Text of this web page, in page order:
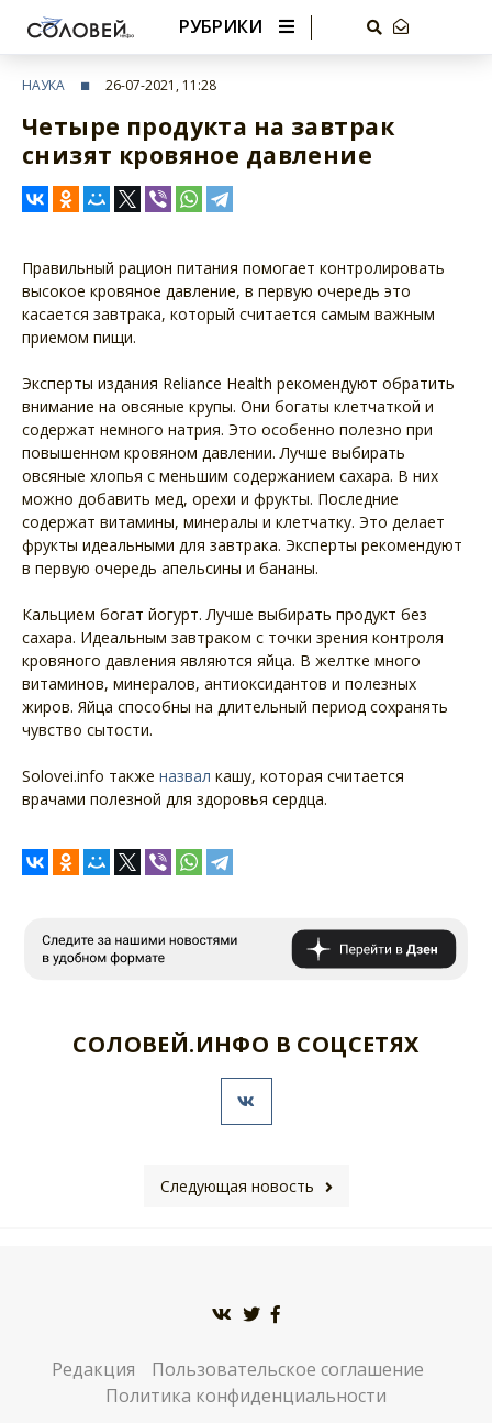
РУБРИКИ
НАУКА 26-07-2021, 11:28
Четыре продукта на завтрак
снизят кровяное давление
Правильный рацион питания помогает контролировать
высокое кровяное давление, в первую очередь это
касается завтрака, который считается самым важным
приемом пищи.
Эксперты издания Reliance Health рекомендуют обратить
внимание на овсяные крупы. Они богаты клетчаткой и
содержат немного натрия. Это особенно полезно при
повышенном кровяном давлении. Лучше выбирать
овсяные хлопья с меньшим содержанием сахара. В них
можно добавить мед, орехи и фрукты. Последние
содержат витамины, минералы и клетчатку. Это делает
фрукты идеальными для завтрака. Эксперты рекомендуют
в первую очередь апельсины и бананы.
Кальцием богат йогурт. Лучше выбирать продукт без
сахара. Идеальным завтраком с точки зрения контроля
кровяного давления являются яйца. В желтке много
витаминов, минералов, антиоксидантов и полезных
жиров. Яйца способны на длительный период сохранять
чувство сытости.
Solovei.info также назвал кашу, которая считается
врачами полезной для здоровья сердца.
СОЛОВЕЙ.ИНФО В СОЦСЕТЯХ
Следующая новость
Редакция
Пользовательское соглашение
Политика конфиденциальности